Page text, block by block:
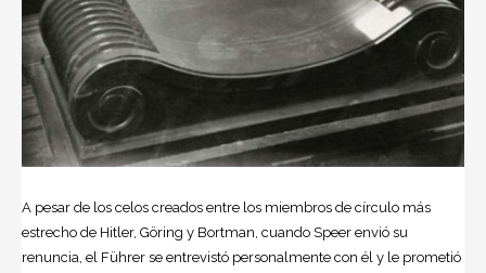
A pesar de los celos creados entre los miembros de círculo más
estrecho de Hitler, Göring y Bortman, cuando Speer envió su
renuncia, el Führer se entrevistó personalmente con él y le prometió